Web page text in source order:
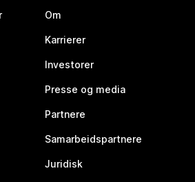
Om
Karrierer
Investorer
Presse og media
Partnere
Samarbeidspartnere
Juridisk